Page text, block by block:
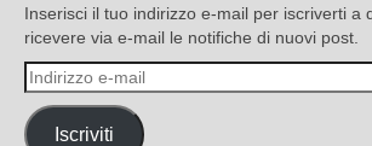
Inserisci il tuo indirizzo e-mail per iscriverti a
ricevere via e-mail le notifiche di nuovi post.
Indirizzo
e-
mail
Iscriviti